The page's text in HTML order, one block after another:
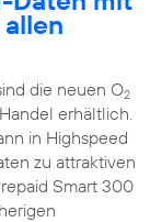
allen
die neuen O2
erhältlich.
in Highspeed
zu attraktiven
Smart 300